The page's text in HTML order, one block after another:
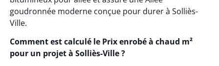
goudronnée moderne conçue pour durer à Solliès-
Ville.
Comment est calculé le Prix enrobé à chaud m²
pour un projet à Solliès-Ville ?